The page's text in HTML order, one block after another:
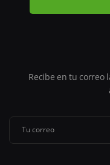
Recibe en tu correo